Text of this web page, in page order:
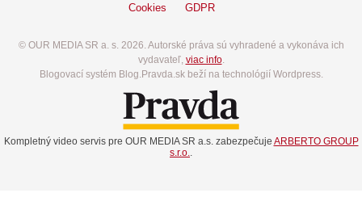
Cookies GDPR
© OUR MEDIA SR a. s. 2026. Autorské práva sú vyhradené a vykonáva ich
vydavateľ, viac info.
Blogovací systém Blog.Pravda.sk beží na technológií Wordpress.
Kompletný video servis pre OUR MEDIA SR a.s. zabezpečuje ARBERTO GROUP
s.r.o..